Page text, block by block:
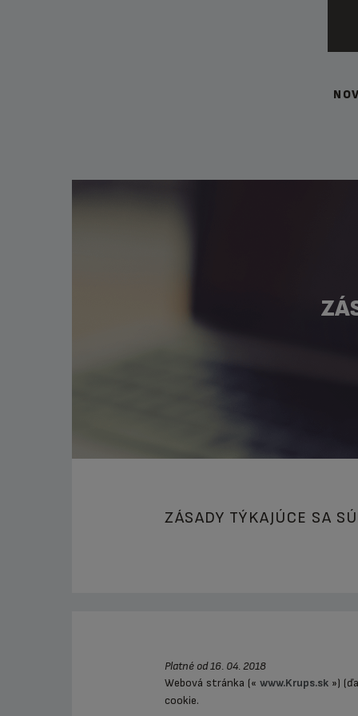
ZÁSADY TÝKAJÚCE SA
Platné od 16. 04. 2018
Webová stránka («www.Krups.sk »)
cookie.